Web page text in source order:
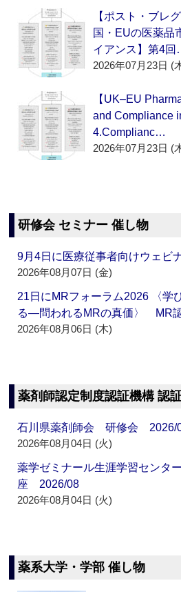
【ポスト・ブレ
国・EUの医薬品
イアンス】第4
2026年07月23日 (
【UK–EU
and Compliance
4.Complianc…
2026年07月23日 (
研修会 セミナー 催し物
9月4日に医療従事者向けウェ
2026年08月07日 (金)
21日にMRフォーラム2026 〈学
る―問われるMRの真価〉 MR
2026年08月06日 (木)
薬剤師認定制度認証機構 認
石川県薬剤師会 研修会 2026/
2026年08月04日 (火)
薬学ゼミナール生涯学習センタ
座 2026/08
2026年08月04日 (火)
薬系大学・学部 催し物